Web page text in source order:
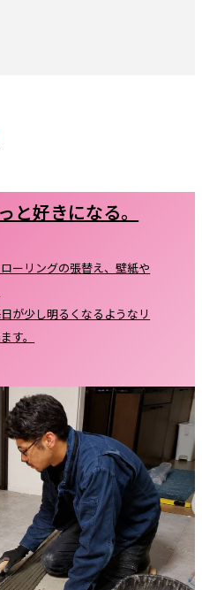
と好きになる。
ーリングの張替え、壁紙や
が少し明るくなるようなリ
す。